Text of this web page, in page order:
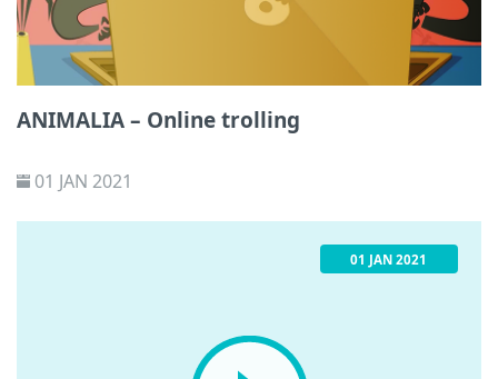
ANIMALIA – Online trolling
01 JAN 2021
01 JAN 2021